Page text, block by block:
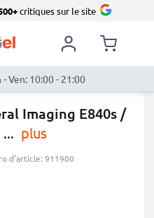
critiques sur le site
- Ven: 10:00 - 21:00
Imaging E840s /
... plus
d’article: 911900